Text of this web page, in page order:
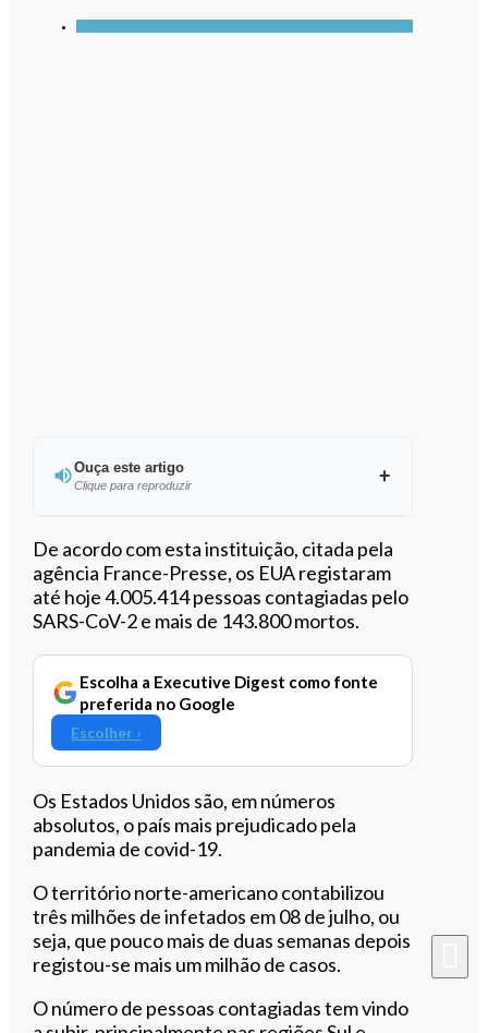
Ouça este artigo
Clique para reproduzir
Ouvir este artigo
De acordo com esta instituição, citada pela
agência France-Presse, os EUA registaram
até hoje 4.005.414 pessoas contagiadas pelo
SARS-CoV-2 e mais de 143.800 mortos.
Escolha a Executive Digest como fonte
preferida no Google
Escolher ›
Os Estados Unidos são, em números
absolutos, o país mais prejudicado pela
pandemia de covid-19.
O território norte-americano contabilizou
três milhões de infetados em 08 de julho, ou
seja, que pouco mais de duas semanas depois
registou-se mais um milhão de casos.
O número de pessoas contagiadas tem vindo